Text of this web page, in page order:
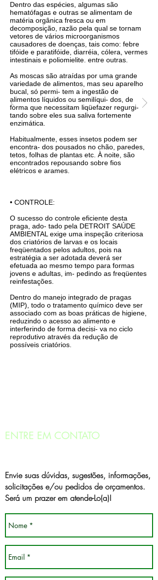
Dentro das espécies, algumas são
hematófagas e outras se alimentam de
matéria orgânica fresca ou em
decomposição, razão pela qual se tornam
vetores de vários microorganismos
causadores de doenças, tais como: febre
tifóide e paratifóide, diarréia, cólera, vermes
intestinais e poliomielite. entre outras.
As moscas são atraídas por uma grande
variedade de alimentos, mas seu aparelho
bucal, só permi- tem a ingestão de
alimentos líquidos ou semilíqui- dos, de
forma que necessitam liqüefazer regurgi-
tando sobre eles sua saliva fortemente
enzimática.
Habitualmente, esses insetos podem ser
encontra- dos pousados no chão, paredes,
tetos, folhas de plantas etc. À noite, são
encontrados repousando sobre fios
elétricos e arames.
• CONTROLE:
O sucesso do controle eficiente desta
praga, ado- tado pela DETROIT SAÚDE
AMBIENTAL exige uma inspeção criteriosa
dos criatórios de larvas e os locais
freqüentados pelos adultos, pois na
estratégia a ser adotada deverá ser
efetuada ao mesmo tempo para formas
jovens e adultas, im- pedindo as freqüentes
reinfestações.
Dentro do manejo integrado de pragas
(MIP), todo o tratamento químico deve ser
associado com as boas práticas de higiene,
reduzindo o acesso ao alimento e
interferindo de forma decisi- va no ciclo
reprodutivo através da redução de
possíveis criatórios.
ENTRE EM CONTATO
Envie suas dúvidas, sugestões, informações,
solicitações e/ou pedidos de orçamentos.
Será um prazer em atende-Lo(a)!